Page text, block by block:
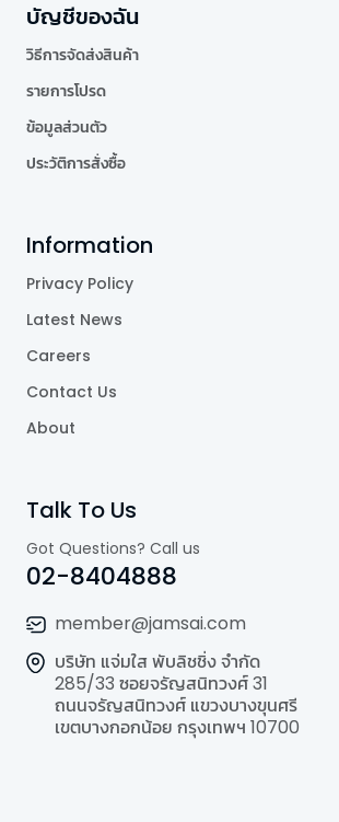
บัญชีของฉัน
วิธีการจัดส่งสินค้า
รายการโปรด
ข้อมูลส่วนตัว
ประวัติการสั่งซื้อ
Information
Privacy Policy
Latest News
Careers
Contact Us
About
Talk To Us
Got Questions? Call us
02-8404888
member@jamsai.com
บริษัท แจ่มใส พับลิชชิ่ง จำกัด
285/33 ซอยจรัญสนิทวงศ์ 31
ถนนจรัญสนิทวงศ์ แขวงบางขุนศรี
เขตบางกอกน้อย กรุงเทพฯ 10700